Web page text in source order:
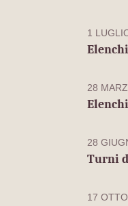
1
28
28
Turni
17